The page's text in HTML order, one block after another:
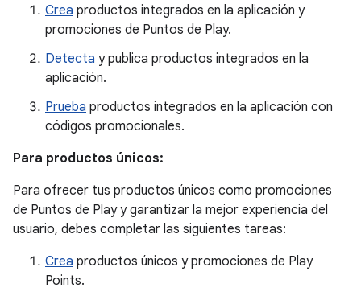
Crea productos integrados en la aplicación y
promociones de Puntos de Play.
Detecta y publica productos integrados en la
aplicación.
Prueba productos integrados en la aplicación con
códigos promocionales.
Para productos únicos:
Para ofrecer tus productos únicos como promociones
de Puntos de Play y garantizar la mejor experiencia del
usuario, debes completar las siguientes tareas:
Crea productos únicos y promociones de Play
Points.